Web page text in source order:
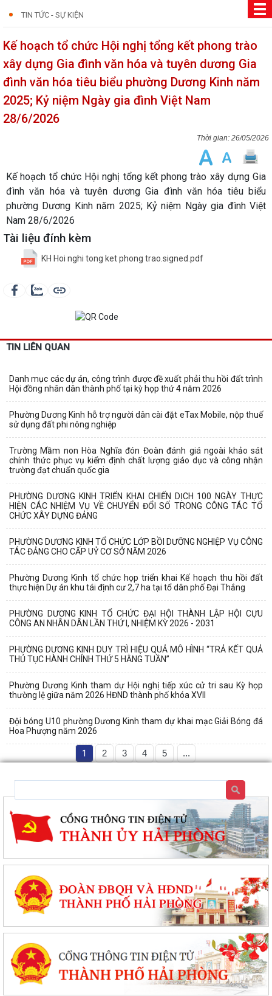
TIN TỨC - SỰ KIỆN
Kế hoạch tổ chức Hội nghị tổng kết phong trào
xây dựng Gia đình văn hóa và tuyên dương Gia
đình văn hóa tiêu biểu phường Dương Kinh năm
2025; Kỷ niệm Ngày gia đình Việt Nam
28/6/2026
26/05/2026
Kế hoạch tổ chức Hội nghị tổng kết phong trào xây dựng Gia
đình văn hóa và tuyên dương Gia đình văn hóa tiêu biểu
phường Dương Kinh năm 2025; Kỷ niệm Ngày gia đình Việt
Nam 28/6/2026
Tài liệu đính kèm
KH Hoi nghi tong ket phong trao.signed.pdf
TIN LIÊN QUAN
Danh mục các dự án, công trình được đề xuất phải thu hồi đất trình
Hội đồng nhân dân thành phố tại kỳ họp thứ 4 năm 2026
Phường Dương Kinh hỗ trợ người dân cài đặt eTax Mobile, nộp thuế
sử dụng đất phi nông nghiệp
Trường Mầm non Hòa Nghĩa đón Đoàn đánh giá ngoài khảo sát
chính thức phục vụ kiểm định chất lượng giáo dục và công nhận
trường đạt chuẩn quốc gia
PHƯỜNG DƯƠNG KINH TRIỂN KHAI CHIẾN DỊCH 100 NGÀY THỰC
HIỆN CÁC NHIỆM VỤ VỀ CHUYỂN ĐỔI SỐ TRONG CÔNG TÁC TỔ
CHỨC XÂY DỰNG ĐẢNG
PHƯỜNG DƯƠNG KINH TỔ CHỨC LỚP BỒI DƯỠNG NGHIỆP VỤ CÔNG
TÁC ĐẢNG CHO CẤP UỶ CƠ SỞ NĂM 2026
Phường Dương Kinh tổ chức họp triển khai Kế hoạch thu hồi đất
thực hiện Dự án khu tái định cư 2,7 ha tại tổ dân phố Đại Thắng
PHƯỜNG DƯƠNG KINH TỔ CHỨC ĐẠI HỘI THÀNH LẬP HỘI CỰU
CÔNG AN NHÂN DÂN LẦN THỨ I, NHIỆM KỲ 2026 - 2031
PHƯỜNG DƯƠNG KINH DUY TRÌ HIỆU QUẢ MÔ HÌNH “TRẢ KẾT QUẢ
THỦ TỤC HÀNH CHÍNH THỨ 5 HẰNG TUẦN”
Phường Dương Kinh tham dự Hội nghị tiếp xúc cử tri sau Kỳ họp
thường lệ giữa năm 2026 HĐND thành phố khóa XVII
Đội bóng U10 phường Dương Kinh tham dự khai mạc Giải Bóng đá
Hoa Phượng năm 2026
1 2 3 4 5 ...